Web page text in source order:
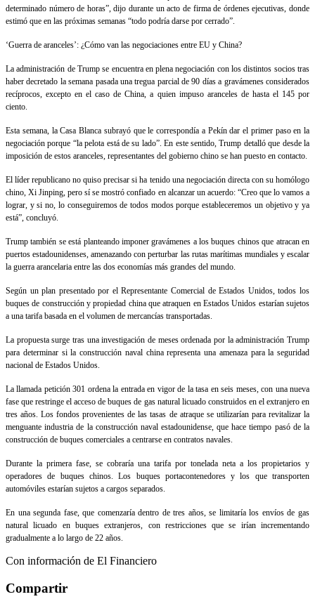
determinado número de horas”, dijo durante un acto de firma de órdenes ejecutivas, donde
estimó que en las próximas semanas “todo podría darse por cerrado”.
‘Guerra de aranceles’: ¿Cómo van las negociaciones entre EU y China?
La administración de Trump se encuentra en plena negociación con los distintos socios tras
haber decretado la semana pasada una tregua parcial de 90 días a gravámenes considerados
recíprocos, excepto en el caso de China, a quien impuso aranceles de hasta el 145 por
ciento.
Esta semana, la Casa Blanca subrayó que le correspondía a Pekín dar el primer paso en la
negociación porque “la pelota está de su lado”. En este sentido, Trump detalló que desde la
imposición de estos aranceles, representantes del gobierno chino se han puesto en contacto.
El líder republicano no quiso precisar si ha tenido una negociación directa con su homólogo
chino, Xi Jinping, pero sí se mostró confiado en alcanzar un acuerdo: “Creo que lo vamos a
lograr, y si no, lo conseguiremos de todos modos porque estableceremos un objetivo y ya
está”, concluyó.
Trump también se está planteando imponer gravámenes a los buques chinos que atracan en
puertos estadounidenses, amenazando con perturbar las rutas marítimas mundiales y escalar
la guerra arancelaria entre las dos economías más grandes del mundo.
Según un plan presentado por el Representante Comercial de Estados Unidos, todos los
buques de construcción y propiedad china que atraquen en Estados Unidos estarían sujetos
a una tarifa basada en el volumen de mercancías transportadas.
La propuesta surge tras una investigación de meses ordenada por la administración Trump
para determinar si la construcción naval china representa una amenaza para la seguridad
nacional de Estados Unidos.
La llamada petición 301 ordena la entrada en vigor de la tasa en seis meses, con una nueva
fase que restringe el acceso de buques de gas natural licuado construidos en el extranjero en
tres años. Los fondos provenientes de las tasas de atraque se utilizarían para revitalizar la
menguante industria de la construcción naval estadounidense, que hace tiempo pasó de la
construcción de buques comerciales a centrarse en contratos navales.
Durante la primera fase, se cobraría una tarifa por tonelada neta a los propietarios y
operadores de buques chinos. Los buques portacontenedores y los que transporten
automóviles estarían sujetos a cargos separados.
En una segunda fase, que comenzaría dentro de tres años, se limitaría los envíos de gas
natural licuado en buques extranjeros, con restricciones que se irían incrementando
gradualmente a lo largo de 22 años.
Con información de El Financiero
Compartir